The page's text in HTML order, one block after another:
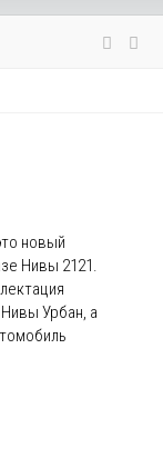
новый
Нивы 2121.
Урбан, а